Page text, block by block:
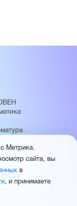
Метрика.
сайта, вы
в
, и принимаете